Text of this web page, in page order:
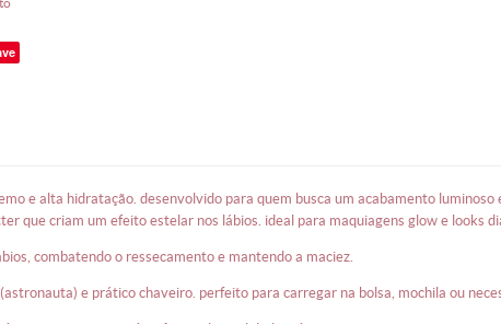
que criam um efeito estelar nos lábios. ideal para maquiagens glow e looks
combatendo o ressecamento e mantendo a maciez.
e prático chaveiro. perfeito para carregar na bolsa, mochila ou